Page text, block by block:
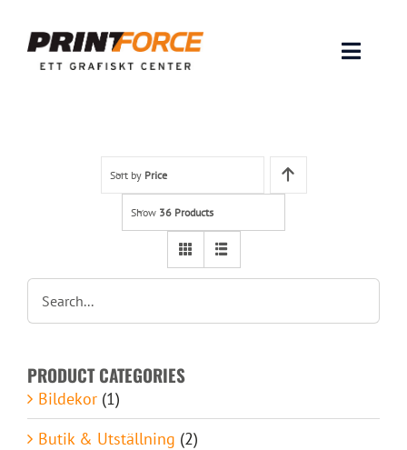
content
Toggle
INSPIRATION
Lämna original & filer
Om oss
Kontakt
Sort by Price
Show 36 Products
PRODUCT CATEGORIES
Bildekor (1)
Butik & Utställning (2)